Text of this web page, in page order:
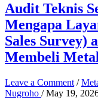
Audit Teknis
Mengapa
Sales Survey)
Membeli
Leave a Comment /
Nugroho /May 19,